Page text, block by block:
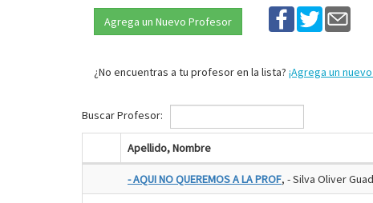
Agrega un Nuevo Profesor
¿No encuentras a tu profesor en la lista? ¡Agrega un
Buscar Profesor:
Apellido, Nombre
- AQUI NO QUEREMOS A LA PROF, - Silva Oliver